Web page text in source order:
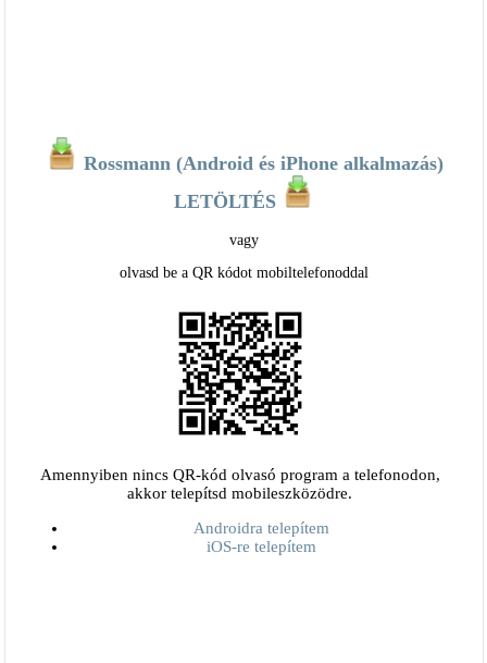
Rossmann (Android és iPhone alkalmazás)
LETÖLTÉS
vagy
olvasd be a QR kódot mobiltelefonoddal
Amennyiben nincs QR-kód olvasó program a telefonodon,
akkor telepítsd mobileszközödre.
Androidra telepítem
iOS-re telepítem